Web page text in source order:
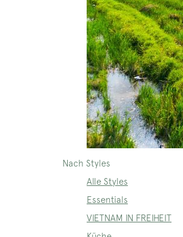
Nach Styles
Alle Styles
Essentials
VIETNAM IN FREIHEIT